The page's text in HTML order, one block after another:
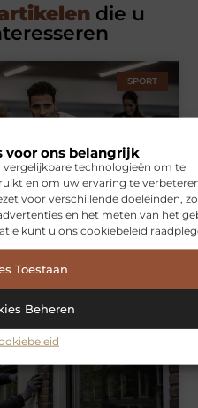
voor ons belangrijk
technologieën om te
en om uw ervaring te
voor verschillende doeleinden,
en het meten van het
kunt u ons cookiebeleid
Toestaan
Beheren
die u
SPORT